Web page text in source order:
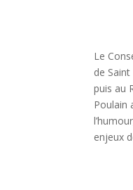
Le
de
puis au
Poulain
enjeux